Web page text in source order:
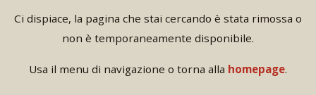
Ci dispiace, la pagina che stai cercando è stata rimossa o
non è temporaneamente disponibile.
Usa il menu di navigazione o torna alla homepage.